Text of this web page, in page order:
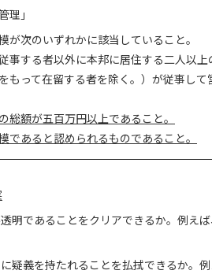
理」
次のいずれかに該当していること。
する者以外に本邦に居住する二人以上
もって在留する者を除く。）が従事し
額が五百万円以上であること。
あると認められるものであること。
明であることをクリアできるか。例え
疑義を持たれることを払拭できるか。